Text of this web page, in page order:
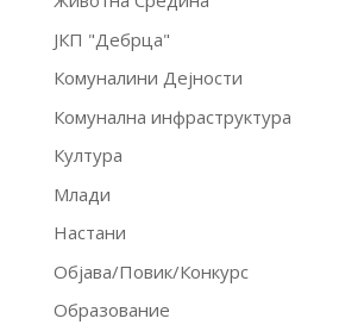
ЈКП "Дебрца"
Комуналини Дејности
Комунална инфраструктура
Култура
Млади
Настани
Објава/Повик/Конкурс
Образование